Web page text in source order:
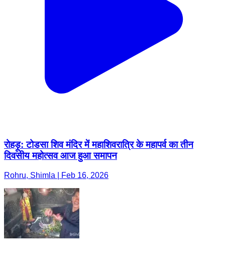
रोहड़ू: टोडसा शिव मंदिर में महाशिवरात्रि के महापर्व का तीन
दिवसीय महोत्सव आज हुआ समापन
Rohru, Shimla | Feb 16, 2026